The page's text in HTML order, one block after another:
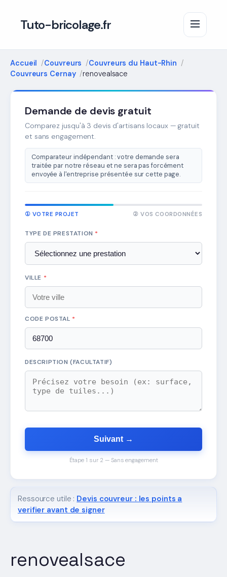
Tuto-bricolage.fr
Accueil Couvreurs
Couvreurs du Haut-Rhin
Couvreurs Cernay
renovealsace
renovealsace
Demande de devis gratuit
Comparez jusqu'à 3 devis d'artisans locaux — gratuit
et sans engagement.
Comparateur indépendant : votre demande sera
traitée par notre réseau et ne sera pas forcément
envoyée à l'entreprise présentée sur cette page.
① VOTRE PROJET ② VOS COORDONNÉES
TYPE DE PRESTATION *
VILLE *
CODE POSTAL *
DESCRIPTION (FACULTATIF)
Suivant →
Étape 1 sur 2 — Sans engagement
Ressource utile : Devis couvreur : les points a
verifier avant de signer